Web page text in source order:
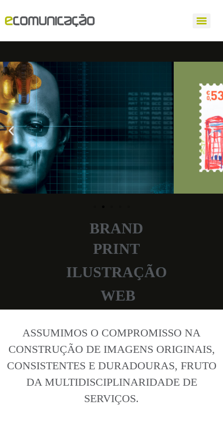
BRAND
PRINT
ILUSTRAÇÃO
WEB
ASSUMIMOS O COMPROMISSO NA
CONSTRUÇÃO DE IMAGENS ORIGINAIS,
CONSISTENTES E DURADOURAS, FRUTO
DA MULTIDISCIPLINARIDADE DE
SERVIÇOS.